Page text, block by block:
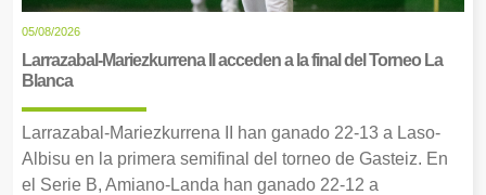
05/08/2026
Larrazabal-Mariezkurrena II acceden a la final del Torneo La
Blanca
Larrazabal-Mariezkurrena II han ganado 22-13 a Laso-
Albisu en la primera semifinal del torneo de Gasteiz. En
el Serie B, Amiano-Landa han ganado 22-12 a